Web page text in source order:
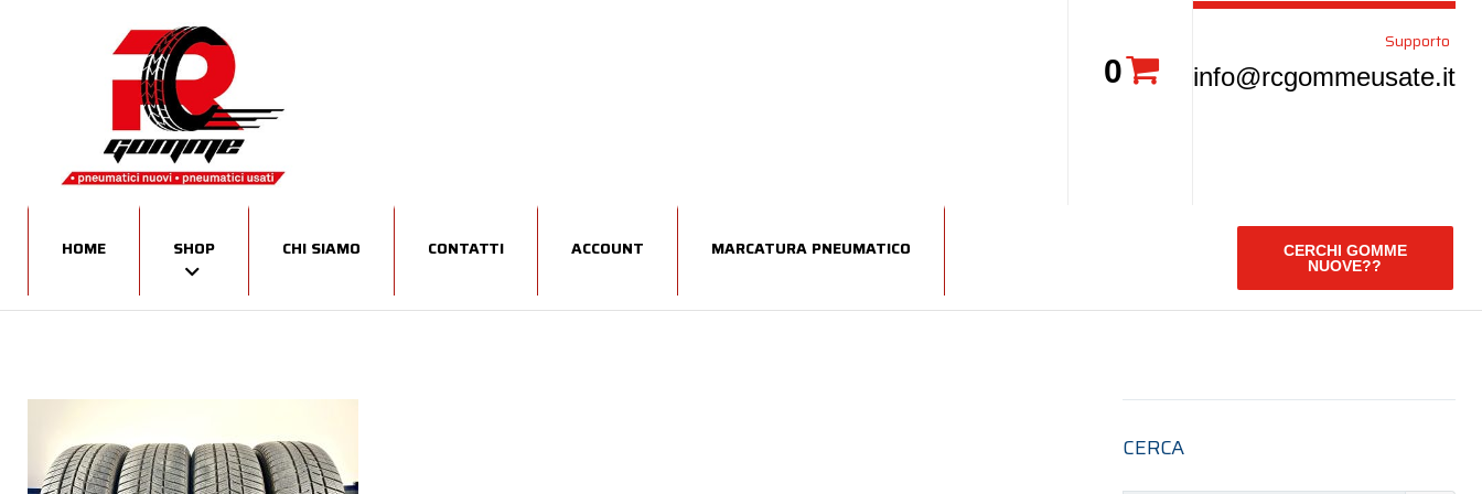
0
Supporto
info@rcgommeusate.it
CERCHI GOMME
NUOVE??
HOME SHOP CHI SIAMO CONTATTI ACCOUNT MARCATURA PNEUMATICO
CERCA